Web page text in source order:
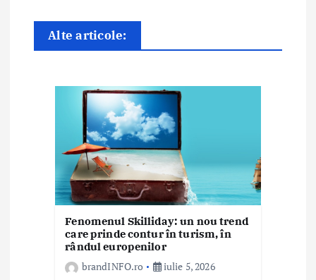
a
r
Alte articole:
Fenomenul Skilliday: un nou trend
care prinde contur în turism, în
rândul europenilor
brandINFO.ro
iulie 5, 2026